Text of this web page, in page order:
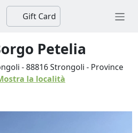
Gift Card
Petelia
-88816Strongoli - Province
la località